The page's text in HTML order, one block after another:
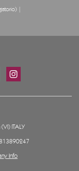
|
ITALY
Info